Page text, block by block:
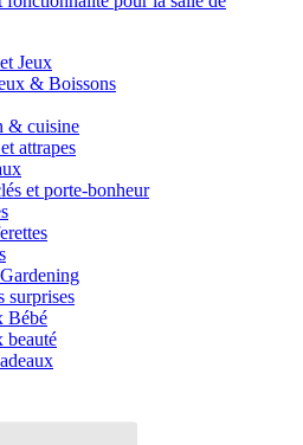
Jeux
& Boissons
& cuisine
attrapes
et porte-bonheur
surprises
Bébé
beauté